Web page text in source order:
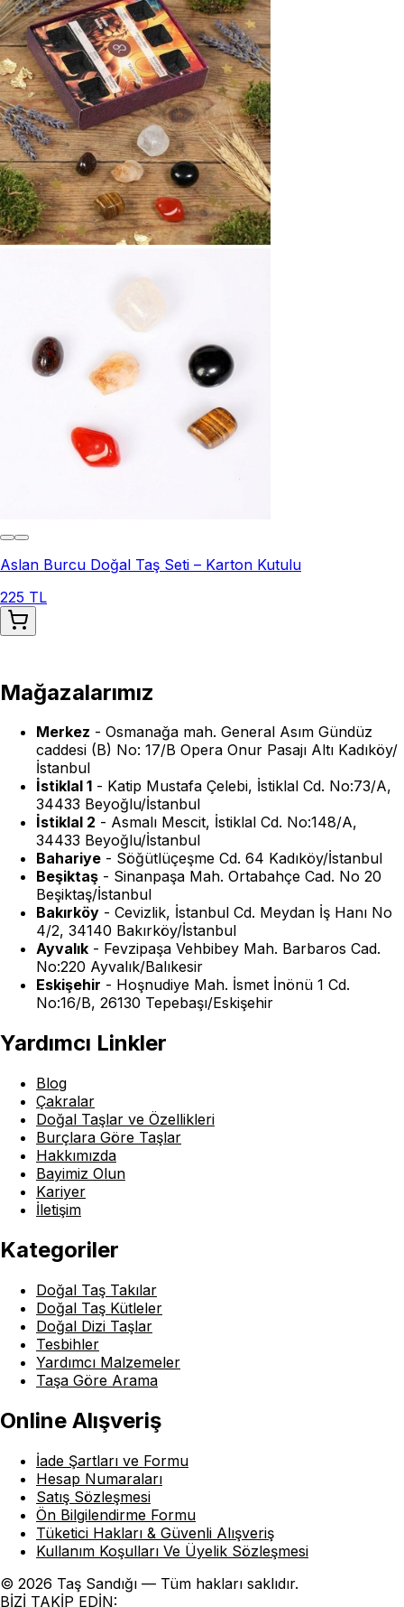
Aslan Burcu Doğal Taş Seti – Karton Kutulu
225 TL
Mağazalarımız
Merkez - Osmanağa mah. General Asım Gündüz
caddesi (B) No: 17/B Opera Onur Pasajı Altı Kadıköy/
İstanbul
İstiklal 1 - Katip Mustafa Çelebi, İstiklal Cd. No:73/A,
34433 Beyoğlu/İstanbul
İstiklal 2 - Asmalı Mescit, İstiklal Cd. No:148/A,
34433 Beyoğlu/İstanbul
Bahariye - Söğütlüçeşme Cd. 64 Kadıköy/İstanbul
Beşiktaş - Sinanpaşa Mah. Ortabahçe Cad. No 20
Beşiktaş/İstanbul
Bakırköy - Cevizlik, İstanbul Cd. Meydan İş Hanı No
4/2, 34140 Bakırköy/İstanbul
Ayvalık - Fevzipaşa Vehbibey Mah. Barbaros Cad.
No:220 Ayvalık/Balıkesir
Eskişehir - Hoşnudiye Mah. İsmet İnönü 1 Cd.
No:16/B, 26130 Tepebaşı/Eskişehir
Yardımcı Linkler
Blog
Çakralar
Doğal Taşlar ve Özellikleri
Burçlara Göre Taşlar
Hakkımızda
Bayimiz Olun
Kariyer
İletişim
Kategoriler
Doğal Taş Takılar
Doğal Taş Kütleler
Doğal Dizi Taşlar
Tesbihler
Yardımcı Malzemeler
Taşa Göre Arama
Online Alışveriş
İade Şartları ve Formu
Hesap Numaraları
Satış Sözleşmesi
Ön Bilgilendirme Formu
Tüketici Hakları & Güvenli Alışveriş
Kullanım Koşulları Ve Üyelik Sözleşmesi
© 2026 Taş Sandığı — Tüm hakları saklıdır.
BİZİ TAKİP EDİN: